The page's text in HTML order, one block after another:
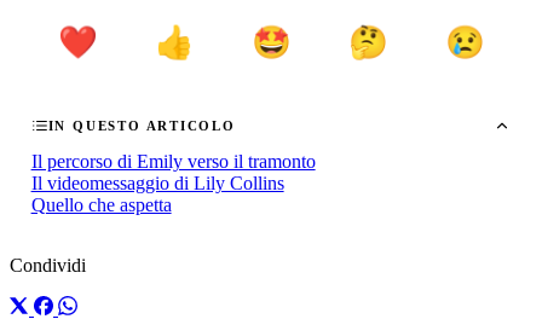
❤️ 👍 🤩 🤔 😢
IN QUESTO ARTICOLO
Il percorso di Emily verso il tramonto
Il videomessaggio di Lily Collins
Quello che aspetta
Condividi